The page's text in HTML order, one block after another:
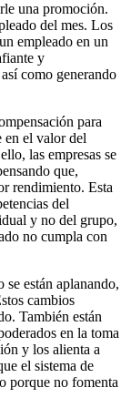
una promoción.
del mes. Los
empleado en un
y
como generando
para
en el valor del
las empresas se
que,
rendimiento. Esta
del
y no del grupo,
no cumpla con
se están aplanando,
cambios
También están
en la toma
y los alienta a
el sistema de
porque no fomenta